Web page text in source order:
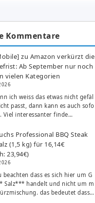
Kommentare
zu Amazon verkürzt die
Ab September nur noch
vielen Kategorien
ich weiss das etwas nicht gefäl
passt, dann kann es auch sofo
Viel interessanter finde…
Professional BBQ Steak
(1,5 kg) für 16,14€
23,94€)
beachten dass es sich hier um G
Salz*** handelt und nicht um m
das bedeutet dass…